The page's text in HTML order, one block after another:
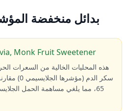
بدائل منخفضة
Monk Fruit Sweetener
هذه المحليات الخالية من السعرات
سكر الدم
65، مما يلغي مساهمة الحمل